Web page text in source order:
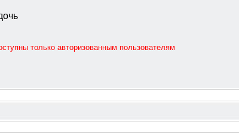
только авторизованным пользователям